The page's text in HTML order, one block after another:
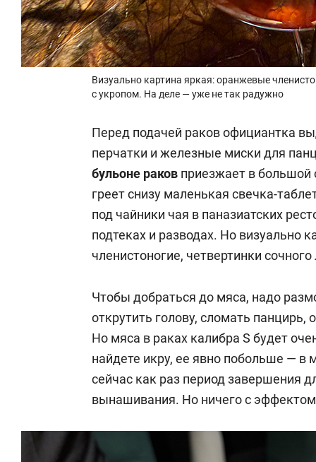
Визуально картина яркая: оранжевые
с укропом. На деле — уже не так радужно
Перед подачей раков официантка
перчатки и железные миски для
бульоне раков приезжает в большой
греет снизу маленькая свечка-
под чайники чая в паназиатских
подтеках и разводах. Но визуально
членистоногие, четвертинки
Чтобы добраться до мяса, надо
открутить голову, сломать
Но мяса в раках калибра S будет
найдете икру, ее явно побольше — в
сейчас как раз период завершения
вынашивания. Но ничего с эффектом